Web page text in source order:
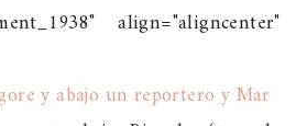
align="aligncenter"